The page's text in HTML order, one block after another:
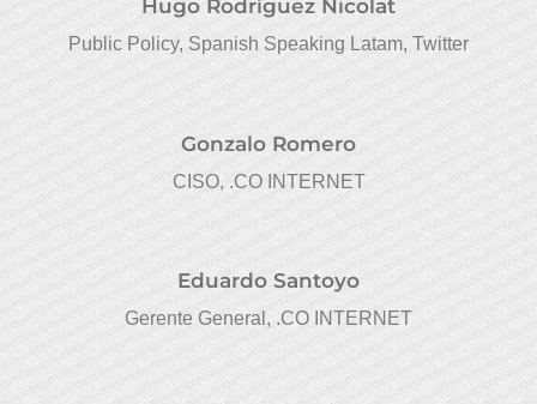
Hugo Rodríguez Nicolat
Public Policy, Spanish Speaking Latam, Twitter
Gonzalo Romero
CISO, .CO INTERNET
Eduardo Santoyo
Gerente General, .CO INTERNET